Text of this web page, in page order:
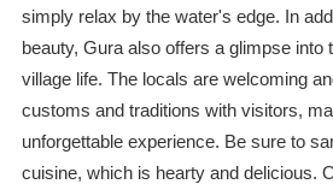
simply relax by the water's edge. In
beauty, Gura also offers a glimpse into
village life. The locals are welcoming
customs and traditions with visitors,
unforgettable experience. Be sure to
cuisine, which is hearty and delicious.